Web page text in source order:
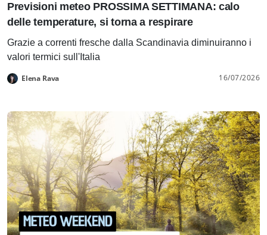
Previsioni meteo PROSSIMA SETTIMANA: calo
delle temperature, si torna a respirare
Grazie a correnti fresche dalla Scandinavia diminuiranno i
valori termici sull'Italia
Elena Rava 16/07/2026